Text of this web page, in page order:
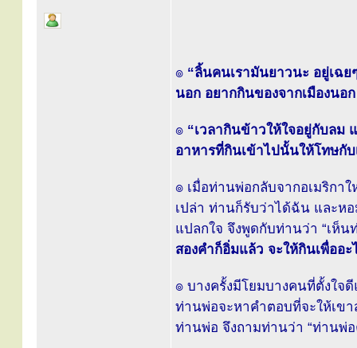
๏ “ลิ้นคนเรามันยาวนะ อยู่เฉย
นอก อยากกินของจากเมืองนอ
๏ “เวลากินข้าวให้ใจอยู่กับลม
อาหารที่กินเข้าไปนั้นให้โทษกับ
๏ เมื่อท่านพ่อกลับจากอเมริก
เปล่า ท่านก็รับว่าได้ฉัน และห
แปลกใจ จึงพูดกับท่านว่า “เห็
สองคำก็อิ่มแล้ว จะให้กินเพื่ออะ
๏ บางครั้งมีโยมบางคนที่ตั้งใ
ท่านพ่อจะหาคำตอบที่จะให้เข
ท่านพ่อ จึงถามท่านว่า “ท่านพ่